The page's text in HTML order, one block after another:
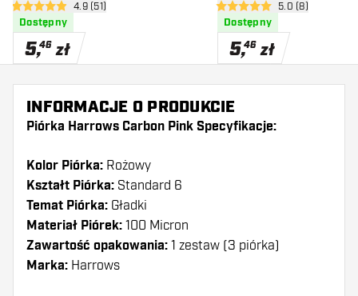
otwórz panel recenzji
4.9 gwiazdki oceny
4.9 (51)
Dostępny
5,46 zł
otwórz panel
5 gwiazdki oceny5.0 (8)
Dostępny
5,46 zł
INFORMACJE O PRODUKCIE
Piórka Harrows Carbon Pink Specyfikacje:
Kolor Piórka: Rożowy
Kształt Piórka: Standard 6
Temat Piórka: Gładki
Materiał Piórek: 100 Micron
Zawartość opakowania: 1 zestaw (3 piórka)
Marka: Harrows